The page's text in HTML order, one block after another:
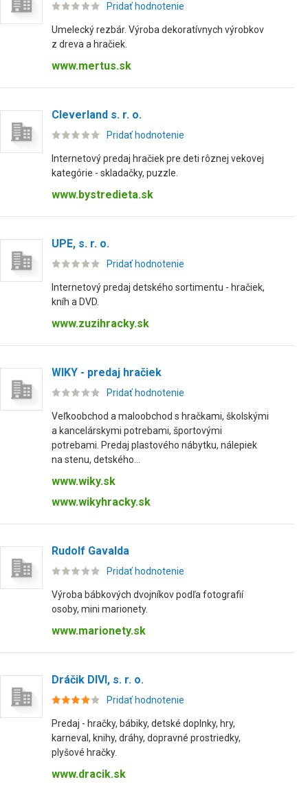
Pridať hodnotenie
Umelecký rezbár. Výroba dekoratívnych výrobkov
z dreva a hračiek.
www.mertus.sk
Cleverland s. r. o.
Pridať hodnotenie
Internetový predaj hračiek pre deti rôznej vekovej
kategórie - skladačky, puzzle.
www.bystredieta.sk
UPE, s. r. o.
Pridať hodnotenie
Internetový predaj detského sortimentu - hračiek,
kníh a DVD.
www.zuzihracky.sk
WIKY - predaj hračiek
Pridať hodnotenie
Veľkoobchod a maloobchod s hračkami, školskými
a kancelárskymi potrebami, športovými
potrebami. Predaj plastového nábytku, nálepiek
na stenu, detského...
www.wiky.sk
www.wikyhracky.sk
Rudolf Gavalda
Pridať hodnotenie
Výroba bábkových dvojníkov podľa fotografií
osoby, mini marionety.
www.marionety.sk
Dráčik DIVI, s. r. o.
Pridať hodnotenie
Predaj - hračky, bábiky, detské doplnky, hry,
karneval, knihy, dráhy, dopravné prostriedky,
plyšové hračky.
www.dracik.sk